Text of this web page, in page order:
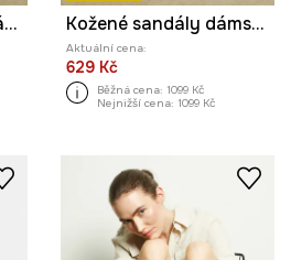
Semišové pantofle dámské s ozdobnou aplikací hnědá barva Kožené sandály dámské s pletenými pásky černá barva
Aktuální cena:
629 Kč
Běžná cena: 1099 Kč
Nejnižší cena: 1099 Kč